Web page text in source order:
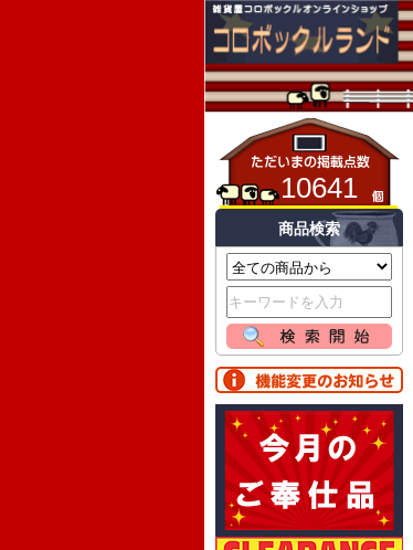
10641
商品検索